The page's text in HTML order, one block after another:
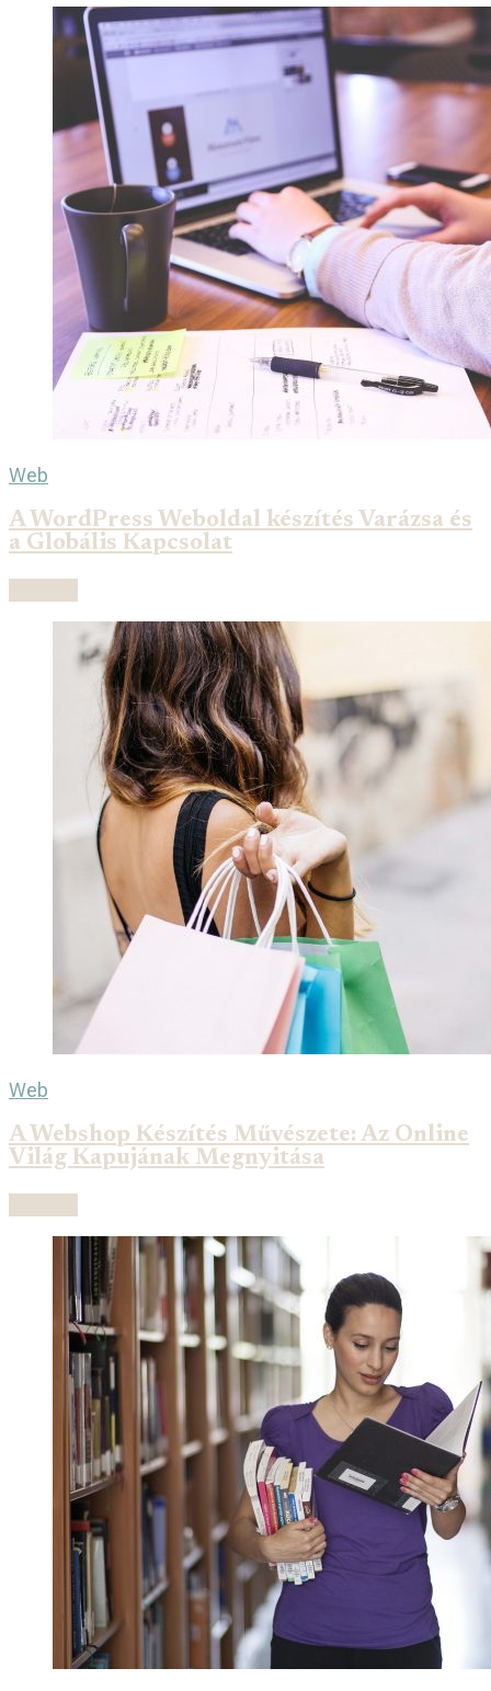
Web
A WordPress Weboldal készítés Varázsa és
a Globális Kapcsolat
Web
A Webshop Készítés Művészete: Az Online
Világ Kapujának Megnyitása